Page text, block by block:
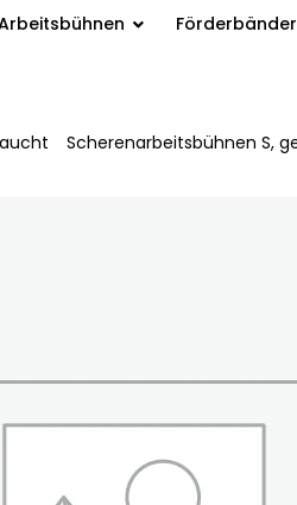
Förderbänder
Scherenarbeitsbühnen S,